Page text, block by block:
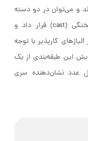
دارند و می‌توان در دو دسته
آلیاژهای کار‌پذیر (wrought) و آلیاژهای ریختگی (cast) قرار داد و
کار‌پذیر با توجه
این طبقه‌بندی از یک
عدد نشان‌دهنده سری